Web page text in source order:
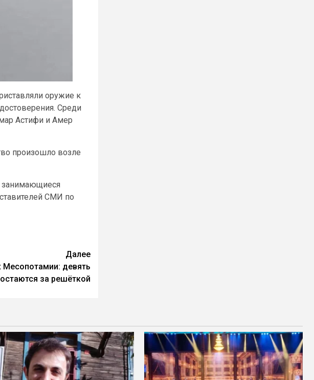
оружие к
Среди
Астифи и Амер
произошло возле
занимающиеся
СМИ по
Далее
Месопотамии: девять
за решёткой